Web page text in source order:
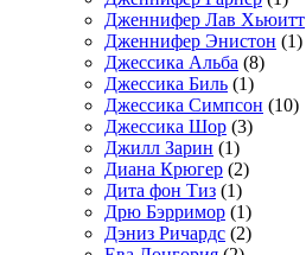
Дженнифер Лав Хьюитт
Дженнифер Энистон (1)
Джессика Альба (8)
Джессика Биль (1)
Джессика Симпсон (10)
Джессика Шор (3)
Джилл Зарин (1)
Диана Крюгер (2)
Дита фон Тиз (1)
Дрю Бэрримор (1)
Дэниз Ричардс (2)